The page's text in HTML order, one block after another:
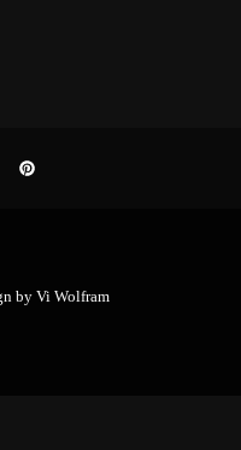
by Vi Wolfram